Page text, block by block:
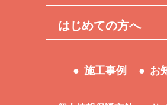
はじめての方へ
施工事例 お